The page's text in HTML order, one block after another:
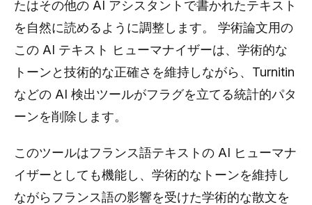
たはその他の AI アシスタントで書かれたテキスト
を自然に読めるように調整します。 学術論文用の
この AI テキスト ヒューマナイザーは、学術的な
トーンと技術的な正確さを維持しながら、Turnitin
などの AI 検出ツールがフラグを立てる統計的パタ
ーンを削除します。
このツールはフランス語テキストの AI ヒューマナ
イザーとしても機能し、学術的なトーンを維持し
ながらフランス語の影響を受けた学術的な散文を